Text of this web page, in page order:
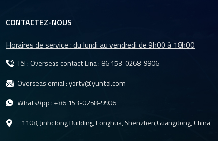
CONTACTEZ-NOUS
Horaires de service : du lundi au vendredi de 9h00 à 18h00
Tél : Overseas contact Lina : 86 153-0268-9906
Overseas emial :yorty@yuntal.com
WhatsApp : +86 153-0268-9906
E1108, Jinbolong Building, Longhua, Shenzhen,Guangdong, China